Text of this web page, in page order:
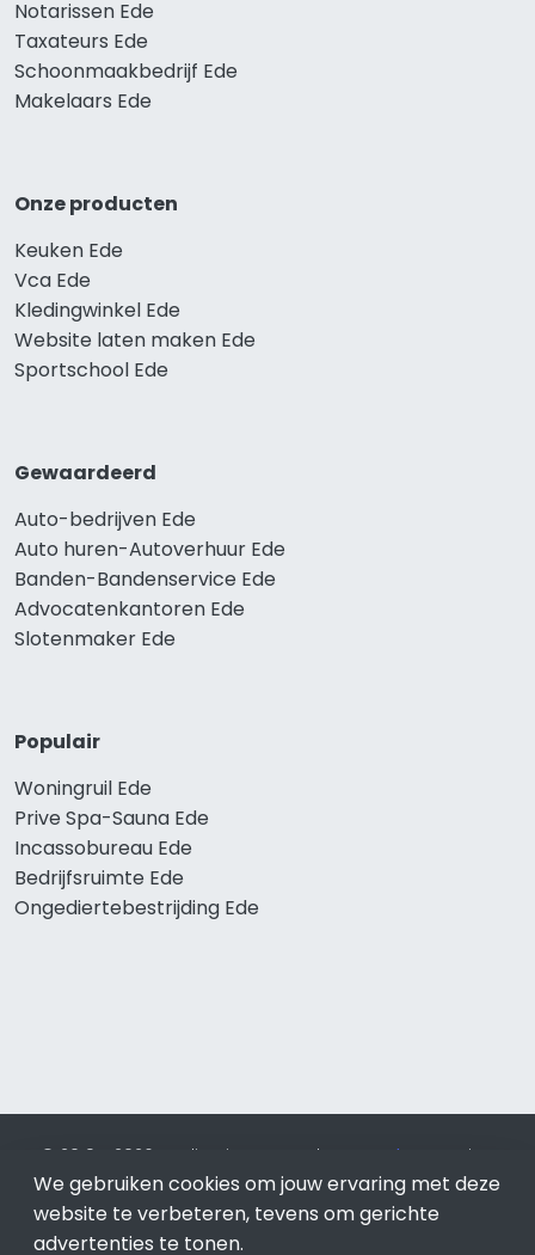
Notarissen Ede
Taxateurs Ede
Schoonmaakbedrijf Ede
Makelaars Ede
Onze producten
Keuken Ede
Vca Ede
Kledingwinkel Ede
Website laten maken Ede
Sportschool Ede
Gewaardeerd
Auto-bedrijven Ede
Auto huren-Autoverhuur Ede
Banden-Bandenservice Ede
Advocatenkantoren Ede
Slotenmaker Ede
Populair
Woningruil Ede
Prive Spa-Sauna Ede
Incassobureau Ede
Bedrijfsruimte Ede
Ongediertebestrijding Ede
© 2019 - 2026 Realisatie en SEO door SEO-bureau
Lion
Internet. Betaal alleen voor bewezen resultaten?SEO
optimalisatie No Cure No Pay.Edeis onderdeel van Lion
Internet.
We gebruiken cookies om jouw ervaring met deze
website te verbeteren, tevens om gerichte
advertenties te tonen.